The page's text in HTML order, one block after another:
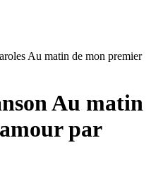
Au matin de mon premier
Au matin
par